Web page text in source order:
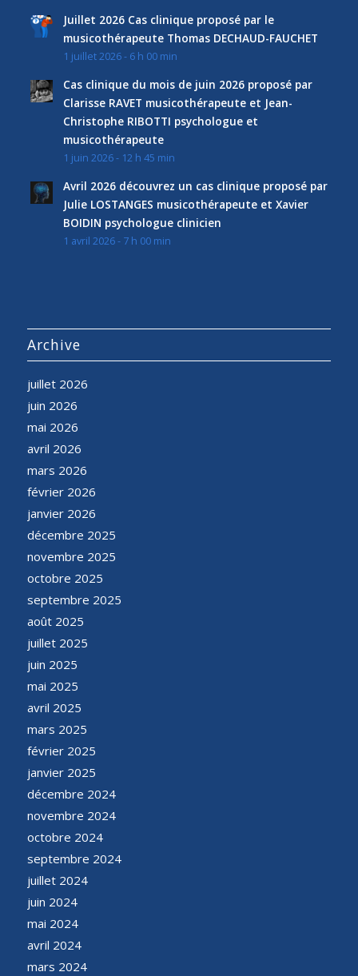
Juillet 2026 Cas clinique proposé par le
musicothérapeute Thomas DECHAUD-FAUCHET
1 juillet 2026 - 6 h 00 min
Cas clinique du mois de juin 2026 proposé par
Clarisse RAVET musicothérapeute et Jean-
Christophe RIBOTTI psychologue et
musicothérapeute
1 juin 2026 - 12 h 45 min
Avril 2026 découvrez un cas clinique proposé par
Julie LOSTANGES musicothérapeute et Xavier
BOIDIN psychologue clinicien
1 avril 2026 - 7 h 00 min
Archive
juillet 2026
juin 2026
mai 2026
avril 2026
mars 2026
février 2026
janvier 2026
décembre 2025
novembre 2025
octobre 2025
septembre 2025
août 2025
juillet 2025
juin 2025
mai 2025
avril 2025
mars 2025
février 2025
janvier 2025
décembre 2024
novembre 2024
octobre 2024
septembre 2024
juillet 2024
juin 2024
mai 2024
avril 2024
mars 2024